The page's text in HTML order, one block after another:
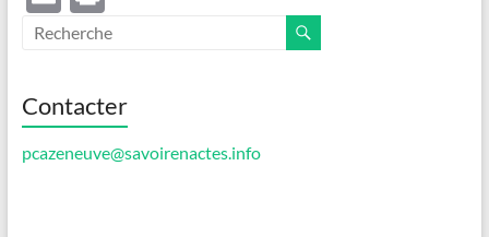
m ri
Contacter
pcazeneuve@savoirenactes.info